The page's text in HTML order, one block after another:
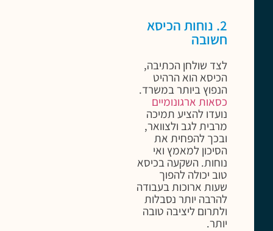
2. נוחות הכיסא
חשובה
לצד שולחן הכתיבה,
הכיסא הוא הרהיט
הנפוץ ביותר במשרד.
כסאות ארגונומיים
נועדו להציע תמיכה
מרבית לגב ולצוואר,
ובכך להפחית את
הסיכון למאמץ ואי
נוחות. השקעה בכיסא
טוב יכולה להפוך
שעות ארוכות בעבודה
להרבה יותר נסבלות
ולתרום ליציבה טובה
יותר.